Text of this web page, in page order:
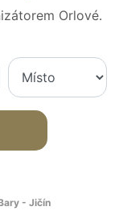
Orlové.
- Jičín